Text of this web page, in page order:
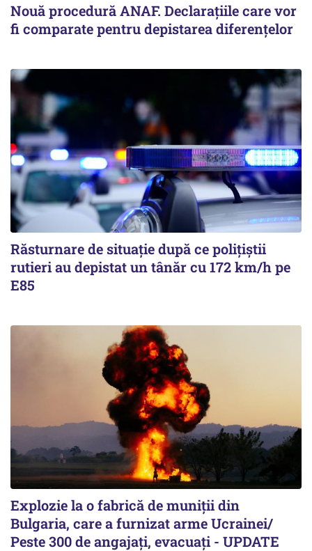
Nouă procedură ANAF. Declarațiile care vor
fi comparate pentru depistarea diferențelor
Răsturnare de situație după ce polițiștii
rutieri au depistat un tânăr cu 172 km/h pe
E85
Explozie la o fabrică de muniții din
Bulgaria, care a furnizat arme Ucrainei/
Peste 300 de angajați, evacuați - UPDATE